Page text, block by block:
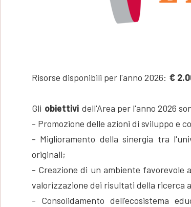
Risorse disponibili per l'anno 2026: €
Gli obiettivi dell'Area per l'anno 2026
- Promozione delle azioni di sviluppo e
- Miglioramento della sinergia tra
originali;
- Creazione di un ambiente favorevole
valorizzazione dei risultati della ricerca
- Consolidamento dell'ecosistema